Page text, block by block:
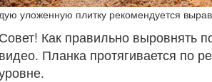
уложенную плитку рекомендуется
Совет! Как правильно выровнять
видео. Планка протягивается по